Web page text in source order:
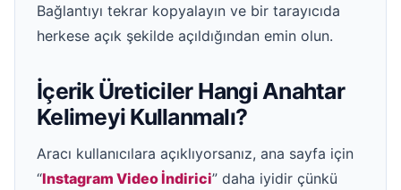
Bağlantıyı tekrar kopyalayın ve bir tarayıcıda
herkese açık şekilde açıldığından emin olun.
İçerik Üreticiler Hangi Anahtar
Kelimeyi Kullanmalı?
Aracı kullanıcılara açıklıyorsanız, ana sayfa için
“Instagram Video İndirici” daha iyidir çünkü